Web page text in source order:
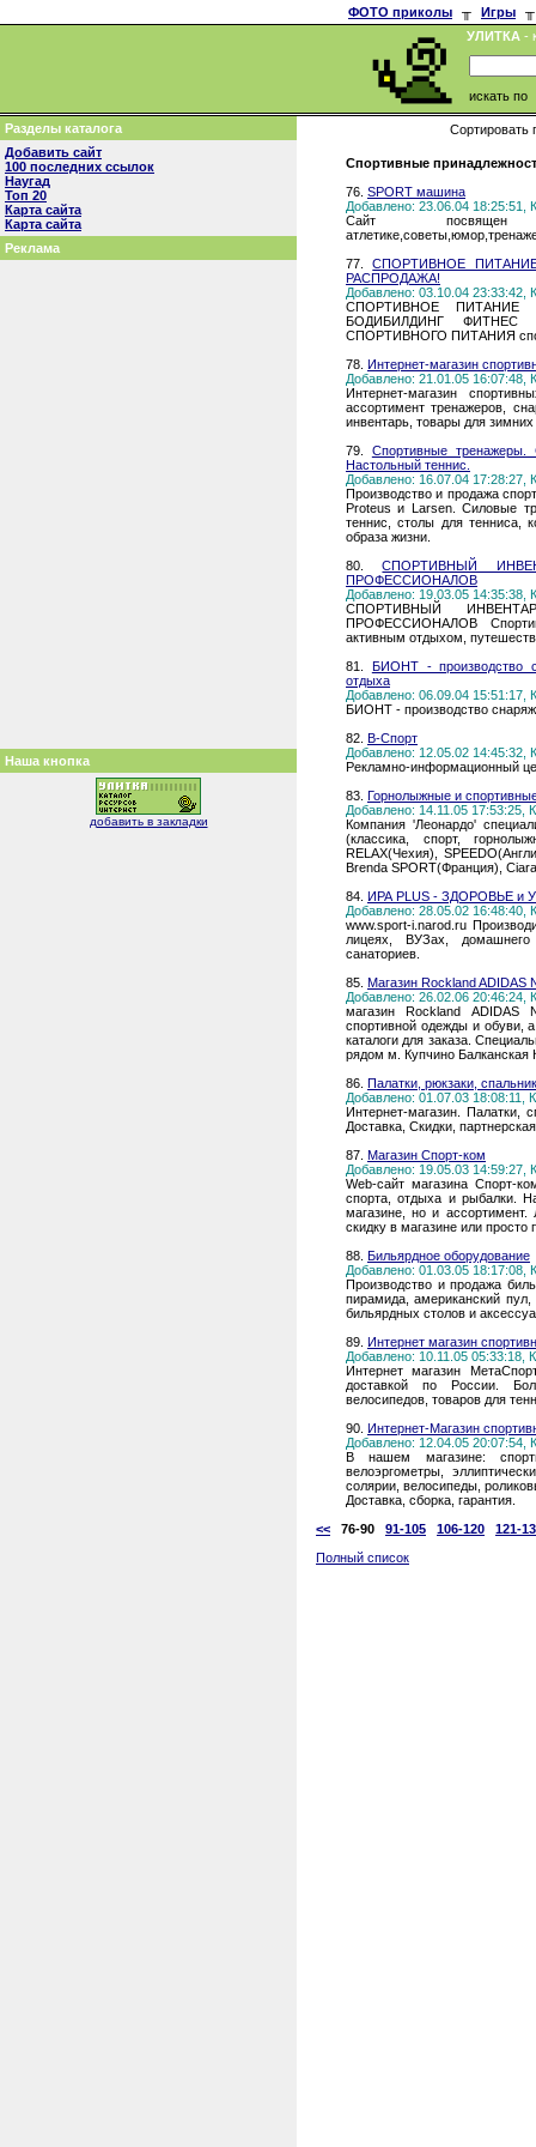
ФОТО приколы ╥ Игры
╥
УЛИТКА -
искать по
Разделы каталога
Добавить сайт
100 последних ссылок
Наугад
Топ 20
Карта сайта
Карта сайта
Реклама
Наша кнопка
добавить в закладки
Сортировать
Спортивные
76. SPORT машина
Добавлено: 23.06.04 18:25:51,
Сайт посвящен
77.СПОРТИВНОЕ
РАСПРОДАЖА!
Добавлено: 03.10.04 23:33:42,
СПОРТИВНОЕ ПИТАНИЕ
БОДИБИЛДИНГ ФИТНЕС
СПОРТИВНОГО ПИТАНИЯ
78. Интернет-магазин
Добавлено: 21.01.05 16:07:48,
Интернет-магазин
ассортимент тренажеров,
инвентарь, товары для
79. Спортивные тренажеры.
Настольный теннис.
Добавлено: 16.07.04 17:28:27,
Производство и продажа
Proteus и Larsen. Силовые
теннис, столы для тенниса,
образа жизни.
80.СПОРТИВНЫЙ
ПРОФЕССИОНАЛОВ
Добавлено: 19.03.05 14:35:38,
СПОРТИВНЫЙ
ПРОФЕССИОНАЛОВ
активным отдыхом,
81. БИОНТ - производство
отдыха
Добавлено: 06.09.04 15:51:17,
БИОНТ - производство
82. В-Спорт
Добавлено: 12.05.02 14:45:32,
Рекламно-информационный
83. Горнолыжные и
Добавлено: 14.11.05 17:53:25,
Компания 'Леонардо'
(классика, спорт,
RELAX(Чехия),
Brenda SPORT(Франция),
84. ИРА PLUS - ЗДОРОВЬЕ и
Добавлено: 28.05.02 16:48:40,
www.sport-i.narod.ru
лицеях, ВУЗах,
санаториев.
85. Магазин Rockland ADIDAS
Добавлено: 26.02.06 20:46:24,
магазин Rockland ADIDAS
спортивной одежды и обуви,
каталоги для заказа.
рядом м. Купчино Балканская
86. Палатки, рюкзаки,
Добавлено: 01.07.03 18:08:11,
Интернет-магазин. Палатки,
Доставка, Скидки,
87. Магазин Спорт-ком
Добавлено: 19.05.03 14:59:27,
Web-сайт магазина Спорт-
спорта, отдыха и рыбалки.
магазине, но и
скидку в магазине или
88. Бильярдное оборудование
Добавлено: 01.03.05 18:17:08,
Производство и продажа
пирамида, американский
бильярдных столов и
89. Интернет магазин
Добавлено: 10.11.05 05:33:18,
Интернет магазин
доставкой по России.
велосипедов, товаров для
90. Интернет-Магазин
Добавлено: 12.04.05 20:07:54,
В нашем магазине:
велоэргометры,
солярии, велосипеды,
Доставка, сборка, гарантия.
<<
76-90 91-105 106-120
121-
Полный список